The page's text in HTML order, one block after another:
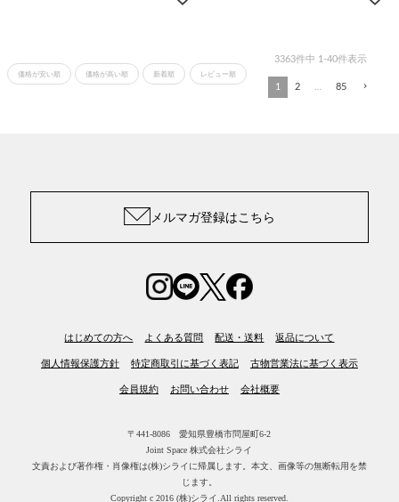
価格が安い順 価格が高い順 新着順 レビュー順
3363件中 1 -40件表示
1 2 85
メルマガ登録はこちら
はじめての方へ よくある質問 配送・送料 返品について
個人情報保護方針 特定商取引に基づく表記 古物営業法に基づく表示
会員規約 お問い合わせ 会社概要
〒441-8086 愛知県豊橋市問屋町6-2
Joint Space 株式会社シライ
文責および著作権・肖像権は(株)シライに帰属します。 本文、画像等の無断転用を禁
じます。
Copyright c 2016 (株)シライ.All rights reserved.